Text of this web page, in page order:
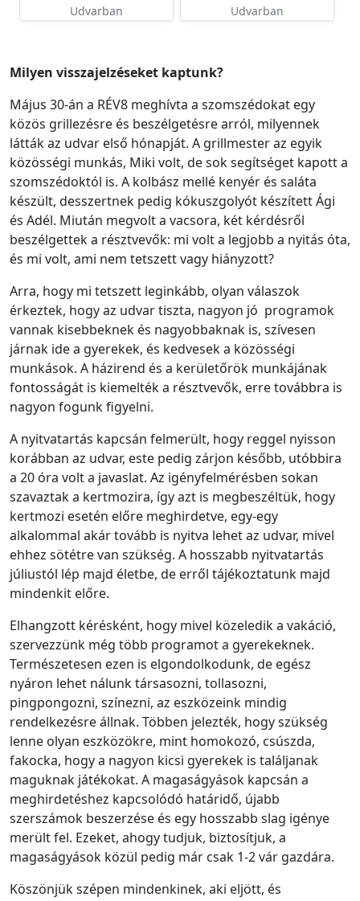
Udvarban
Udvarban
Milyen visszajelzéseket kaptunk?
Május 30-án a RÉV8 meghívta a szomszédokat egy
közös grillezésre és beszélgetésre arról, milyennek
látták az udvar első hónapját. A grillmester az egyik
közösségi munkás, Miki volt, de sok segítséget kapott a
szomszédoktól is. A kolbász mellé kenyér és saláta
készült, desszertnek pedig kókuszgolyót készített Ági
és Adél. Miután megvolt a vacsora, két kérdésről
beszélgettek a résztvevők: mi volt a legjobb a nyitás óta,
és mi volt, ami nem tetszett vagy hiányzott?
Arra, hogy mi tetszett leginkább, olyan válaszok
érkeztek, hogy az udvar tiszta, nagyon jó programok
vannak kisebbeknek és nagyobbaknak is, szívesen
járnak ide a gyerekek, és kedvesek a közösségi
munkások. A házirend és a kerületőrök munkájának
fontosságát is kiemelték a résztvevők, erre továbbra is
nagyon fogunk figyelni.
A nyitvatartás kapcsán felmerült, hogy reggel nyisson
korábban az udvar, este pedig zárjon később, utóbbira
a 20 óra volt a javaslat. Az igényfelmérésben sokan
szavaztak a kertmozira, így azt is megbeszéltük, hogy
kertmozi esetén előre meghirdetve, egy-egy
alkalommal akár tovább is nyitva lehet az udvar, mivel
ehhez sötétre van szükség. A hosszabb nyitvatartás
júliustól lép majd életbe, de erről tájékoztatunk majd
mindenkit előre.
Elhangzott kérésként, hogy mivel közeledik a vakáció,
szervezzünk még több programot a gyerekeknek.
Természetesen ezen is elgondolkodunk, de egész
nyáron lehet nálunk társasozni, tollasozni,
pingpongozni, színezni, az eszközeink mindig
rendelkezésre állnak. Többen jelezték, hogy szükség
lenne olyan eszközökre, mint homokozó, csúszda,
fakocka, hogy a nagyon kicsi gyerekek is találjanak
maguknak játékokat. A magaságyások kapcsán a
meghirdetéshez kapcsolódó határidő, újabb
szerszámok beszerzése és egy hosszabb slag igénye
merült fel. Ezeket, ahogy tudjuk, biztosítjuk, a
magaságyások közül pedig már csak 1-2 vár gazdára.
Köszönjük szépen mindenkinek, aki eljött, és